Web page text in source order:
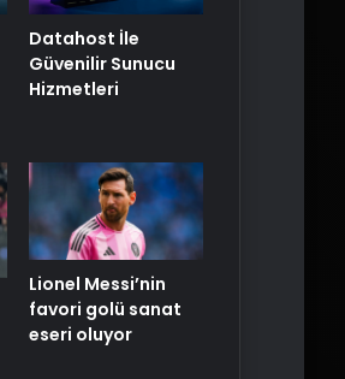
Datahost İle
Güvenilir Sunucu
Hizmetleri
Lionel Messi’nin
favori golü sanat
eseri oluyor